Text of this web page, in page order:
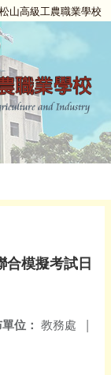
山高級工農職業學校
合模擬考試日
位： 教務處 |